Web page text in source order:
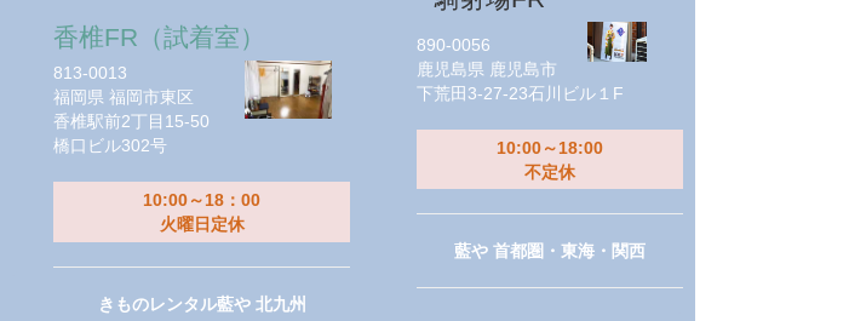
香椎FR（試着室）
813-0013
福岡県 福岡市東区
香椎駅前2丁目15-50
橋口ビル302号
10:00～18：00
火曜日定休
きものレンタル藍や 北九州
890-0056
鹿児島県 鹿児島市
下荒田3-27-23石川ビル１F
10:00～18:00
不定休
藍や 首都圏・東海・関西